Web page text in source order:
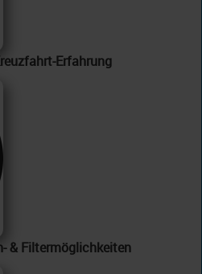
Erfahrung
& Filtermöglichkeiten